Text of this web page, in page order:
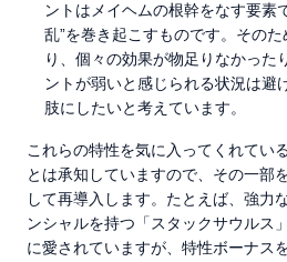
ントはメイヘムの根幹をなす要素
乱”を巻き起こすものです。その
り、個々の効果が物足りなかった
ントが弱いと感じられる状況は避
肢にしたいと考えています。
これらの特性を気に入ってくれてい
とは承知していますので、その一部
して再導入します。たとえば、強力
ンシャルを持つ「スタックサウルス
に愛されていますが、特性ボーナス